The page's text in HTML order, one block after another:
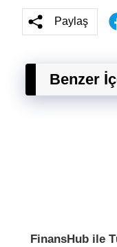
Paylaş
Benzer
FinansHub ile